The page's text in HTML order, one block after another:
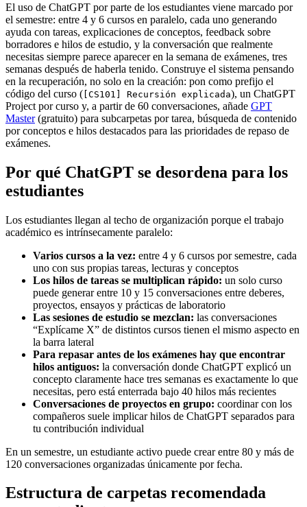
El uso de ChatGPT por parte de los estudiantes viene marcado por
el semestre: entre 4 y 6 cursos en paralelo, cada uno generando
ayuda con tareas, explicaciones de conceptos, feedback sobre
borradores e hilos de estudio, y la conversación que realmente
necesitas siempre parece aparecer en la semana de exámenes, tres
semanas después de haberla tenido. Construye el sistema pensando
en la recuperación, no solo en la creación: pon como prefijo el
código del curso ( [CS101] Recursión explicada), un ChatGPT
Project por curso y, a partir de 60 conversaciones, añade GPT
Master(gratuito) para subcarpetas por tarea, búsqueda de contenido
por conceptos e hilos destacados para las prioridades de repaso de
exámenes.
Por qué ChatGPT se desordena para los
estudiantes
Los estudiantes llegan al techo de organización porque el trabajo
académico es intrínsecamente paralelo:
Varios cursos a la vez: entre 4 y 6 cursos por semestre, cada
uno con sus propias tareas, lecturas y conceptos
Los hilos de tareas se multiplican rápido: un solo curso
puede generar entre 10 y 15 conversaciones entre deberes,
proyectos, ensayos y prácticas de laboratorio
Las sesiones de estudio se mezclan: las conversaciones
“Explícame X” de distintos cursos tienen el mismo aspecto en
la barra lateral
Para repasar antes de los exámenes hay que encontrar
hilos antiguos: la conversación donde ChatGPT explicó un
concepto claramente hace tres semanas es exactamente lo que
necesitas, pero está enterrada bajo 40 hilos más recientes
Conversaciones de proyectos en grupo: coordinar con los
compañeros suele implicar hilos de ChatGPT separados para
tu contribución individual
En un semestre, un estudiante activo puede crear entre 80 y más de
120 conversaciones organizadas únicamente por fecha.
Estructura de carpetas recomendada